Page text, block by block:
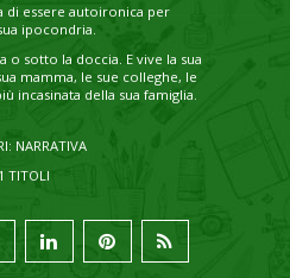
di essere autoironica per
ipocondria.
o sotto la doccia. E vive la sua
mamma, le sue colleghe, le
incasinata della sua famiglia.
NARRATIVA
1 TITOLI